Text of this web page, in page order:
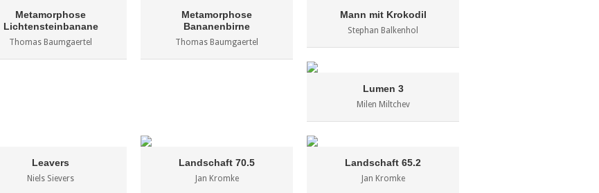
Metamorphose
Lichtensteinbanane
Thomas Baumgaertel
Metamorphose
Bananenbirne
Thomas Baumgaertel
Mann mit Krokodil
Stephan Balkenhol
Lumen 3
Milen Miltchev
Leavers
Niels Sievers
Landschaft 70.5
Jan Kromke
Landschaft 65.2
Jan Kromke